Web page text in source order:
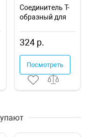
Соединитель T-
образный для
324 р.
Посмотреть